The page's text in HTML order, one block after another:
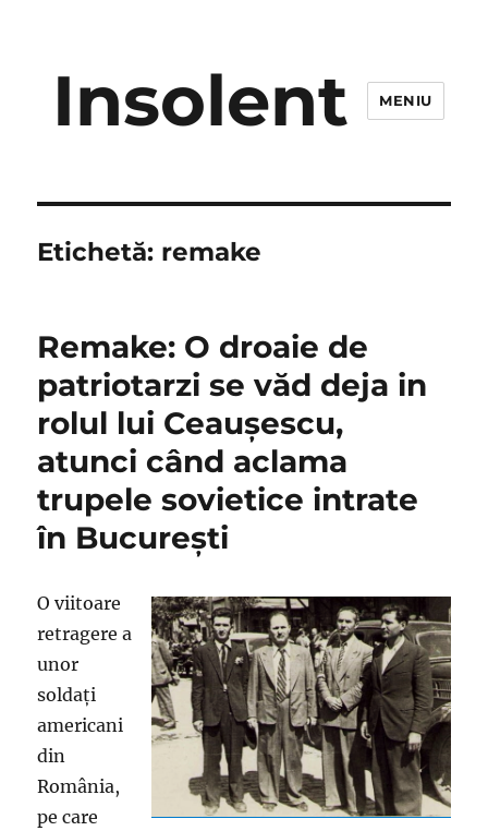
Insolent MENIU
Etichetă: remake
Remake: O droaie de
patriotarzi se văd deja in
rolul lui Ceauşescu,
atunci când aclama
trupele sovietice intrate
în Bucureşti
O viitoare
retragere a
unor
soldaţi
americani
din
România,
pe care